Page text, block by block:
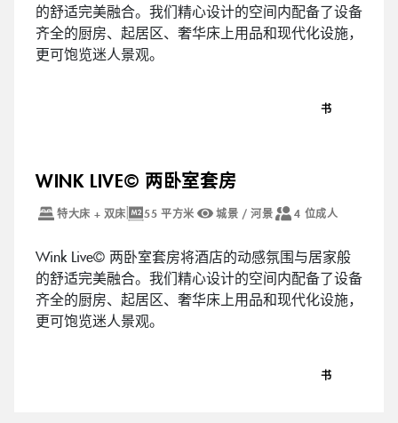
的舒适完美融合。我们精心设计的空间内配备了设备
齐全的厨房、起居区、奢华床上用品和现代化设施，
更可饱览迷人景观。
书
WINK LIVE© 两卧室套房
特大床 + 双床 55 平方米 城景 / 河景 4 位成人
Wink Live© 两卧室套房将酒店的动感氛围与居家般
的舒适完美融合。我们精心设计的空间内配备了设备
齐全的厨房、起居区、奢华床上用品和现代化设施，
更可饱览迷人景观。
书